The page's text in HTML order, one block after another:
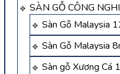
SÀN GỖ CÔNG
Sàn Gỗ Malaysia
Sàn Gỗ Malaysia
Sàn gỗ Xương Cá